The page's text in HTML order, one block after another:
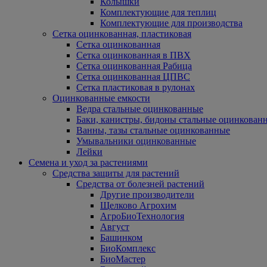
Комплектующие для теплиц
Комплектующие для производства
Сетка оцинкованная, пластиковая
Сетка оцинкованная
Сетка оцинкованная в ПВХ
Сетка оцинкованная Рабица
Сетка оцинкованная ЦПВС
Сетка пластиковая в рулонах
Оцинкованные емкости
Ведра стальные оцинкованные
Баки, канистры, бидоны стальные
Ванны, тазы стальные оцинкованные
Умывальники оцинкованные
Лейки
Семена и уход за растениями
Средства защиты для растений
Средства от болезней растений
Другие производители
Щелково Агрохим
АгроБиоТехнология
Август
Башинком
БиоКомплекс
БиоМастер